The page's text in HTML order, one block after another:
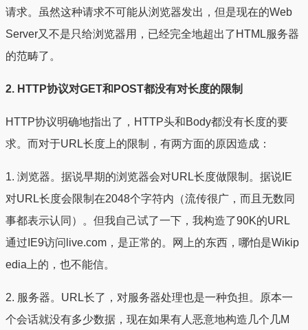
请求。虽然这种请求不可能从浏览器发出，但是现在的Web
Server又不是只给浏览器用，已经完全地超出了HTML服务器
的范畴了。
2. HTTP协议对GET和POST都没有对长度的限制
HTTP协议明确地指出了，HTTP头和Body都没有长度的要
求。而对于URL长度上的限制，有两方面的原因造成：
1. 浏览器。据说早期的浏览器会对URL长度做限制。据说IE
对URL长度会限制在2048个字符内（流传很广，而且无数同
事都表示认同）。但我自己试了一下，我构造了90K的URL
通过IE9访问live.com，是正常的。网上的东西，哪怕是Wikip
edia上的，也不能信。
2. 服务器。URL长了，对服务器处理也是一种负担。原本一
个会话就没有多少数据，现在如果有人恶意地构造几个几M